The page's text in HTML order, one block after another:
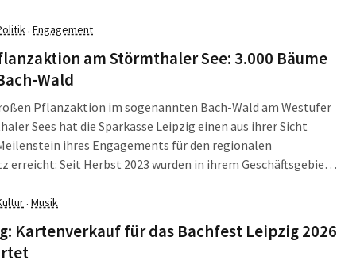
startet! Und für alle, denen […]
· Engagement
am Störmthaler See: 3.000 Bäume
Wald
Pflanzaktion im sogenannten Bach-Wald am Westufer
Sees hat die Sparkasse Leipzig einen aus ihrer Sicht
ihres Engagements für den regionalen
erreicht: Seit Herbst 2023 wurden in ihrem Geschäftsgebiet
– eine Mehlbeere – wurde am Samstag, dem 21.März,
mit […]
· Musik
Kartenverkauf für das Bachfest Leipzig 2026